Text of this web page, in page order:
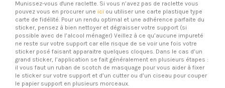
Munissez-vous d'une raclette. Si vous n’avez pas de raclette vous
pouvez vous en procurer une ici ou utiliser une carte plastique type
carte de fidélité. Pour un rendu optimal et une adhérence parfaite du
sticker, pensez à bien nettoyer et dégraisser votre support (si
possible avec de l’alcool ménager) Veillez à ce qu’aucune impureté
ne reste sur votre support car elle risque de se voir une fois votre
sticker posé faisant apparaitre quelques cloques. Dans le cas d’un
grand sticker, l’application se fait généralement en plusieurs étapes :
il vous faut un ruban de scotch de masquage pour vous aider à fixer
le sticker sur votre support et d’un cutter ou d’un ciseau pour couper
le papier support en plusieurs morceaux.